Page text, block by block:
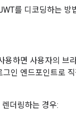
를 디코딩하는 방
용하면 사용자의 브
그인 엔드포인트로
렌더링하는 경우: